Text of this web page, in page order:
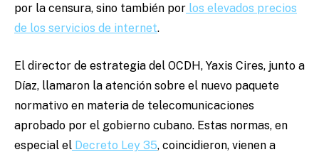
por la censura, sino también por los elevados precios
de los servicios de internet.
El director de estrategia del OCDH, Yaxis Cires, junto a
Díaz, llamaron la atención sobre el nuevo paquete
normativo en materia de telecomunicaciones
aprobado por el gobierno cubano. Estas normas, en
especial el Decreto Ley 35, coincidieron, vienen a